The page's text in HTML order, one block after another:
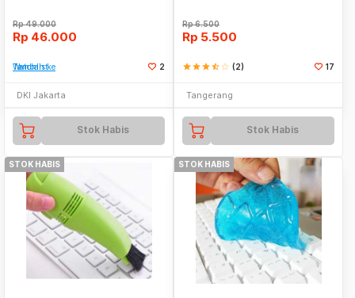
Rp49.000
Rp 46.000
Tambah ke Watchlist 2
DKI Jakarta
Stok Habis
Rp6.500
Rp 5.500
starstarstarstar_halfstar_border (2) 17
Tangerang
Stok Habis
STOK HABIS STOK HABIS